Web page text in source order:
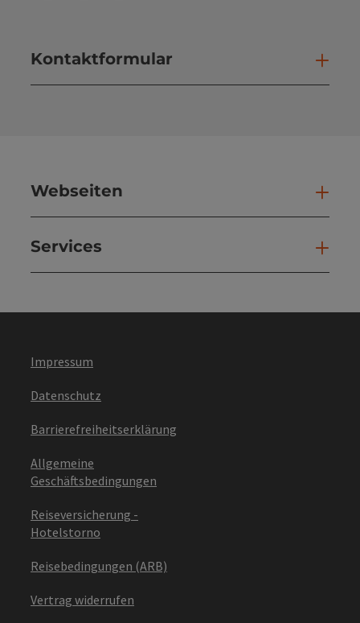
Kontaktformular
Webseiten
Services
Impressum
Datenschutz
Barrierefreiheitserklärung
Allgemeine
Geschäftsbedingungen
Reiseversicherung -
Hotelstorno
Reisebedingungen (ARB)
Vertrag widerrufen